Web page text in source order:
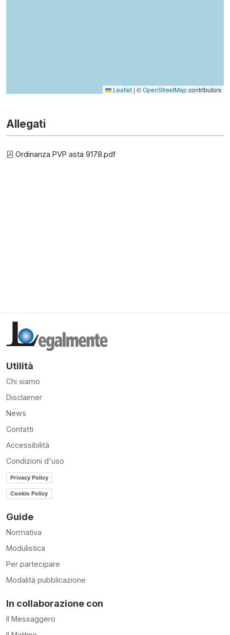
Leaflet | ©OpenStreetMapcontributors
Allegati
Ordinanza PVP asta 9178.pdf
Utilità
Chi siamo
Disclaimer
News
Contatti
Accessibilità
Condizioni d'uso
Privacy Policy
Cookie Policy
Guide
Normativa
Modulistica
Per partecipare
Modalità pubblicazione
In collaborazione con
Il Messaggero